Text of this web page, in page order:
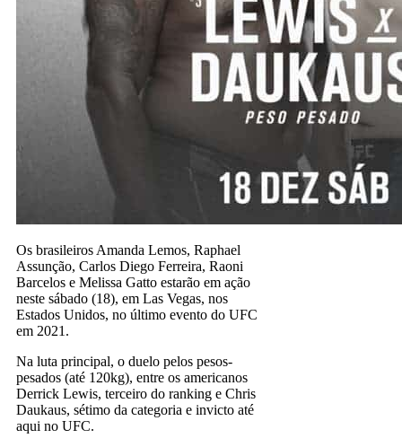
Os brasileiros Amanda Lemos, Raphael
Assunção, Carlos Diego Ferreira, Raoni
Barcelos e Melissa Gatto estarão em ação
neste sábado (18), em Las Vegas, nos
Estados Unidos, no último evento do UFC
em 2021.
Na luta principal, o duelo pelos pesos-
pesados (até 120kg), entre os americanos
Derrick Lewis, terceiro do ranking e Chris
Daukaus, sétimo da categoria e invicto até
aqui no UFC.